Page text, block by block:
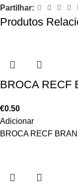
Partilhar:
Produtos
BROCA RECF
€0.50
Adicionar
BROCA RECF